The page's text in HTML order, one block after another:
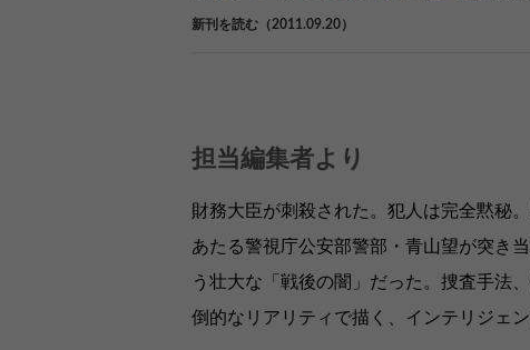
新刊を読む（2011.09.20）
担当編集者より
財務大臣が刺殺された。犯人は完全黙秘
あたる警視庁公安部警部・青山望が突き
う壮大な「戦後の闇」だった。捜査手法
倒的なリアリティで描く、インテリジェ